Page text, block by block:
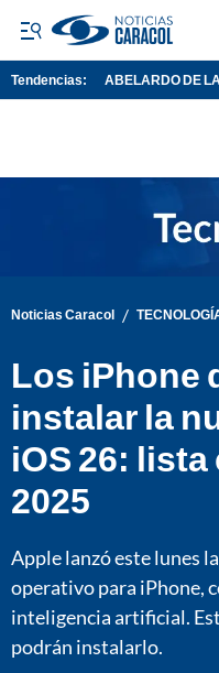
Tendencias: ABELARDO DE
Noticias Caracol /
Los iPhone
instalar la
iOS 26:
2025
Apple lanzó este lunes
operativo para iPhone,
inteligencia artificial.
podrán instalarlo.